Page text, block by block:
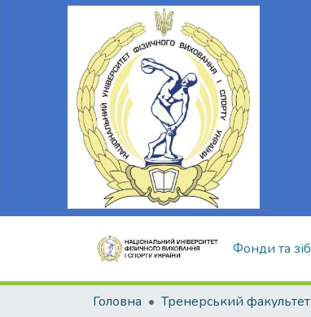
Фонди та
Головна Тренерський факультет